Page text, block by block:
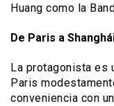
Huang como la
De Paris a
La protagonista es
Paris
conveniencia con